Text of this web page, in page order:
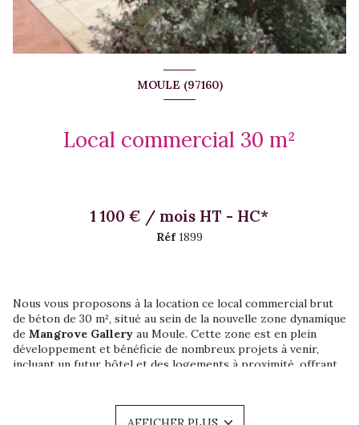
MOULE (97160)
Local commercial 30 m²
1 100 € / mois HT - HC*
Réf 1899
Nous vous proposons à la location ce local commercial brut
de béton de 30 m², situé au sein de la nouvelle zone dynamique
de Mangrove Gallery au Moule. Cette zone est en plein
développement et bénéficie de nombreux projets à venir,
incluant un futur hôtel et des logements à proximité, offrant
Le local est livré brut, offrant une totale liberté